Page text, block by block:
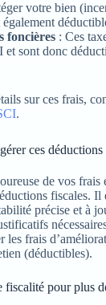
votre bien
foncières: Ces
et sont donc
sur ces frais,
.
ces déductions
de vos frais
fiscales. Il
précise et à
les frais
(déductibles).
fiscalité pour plus